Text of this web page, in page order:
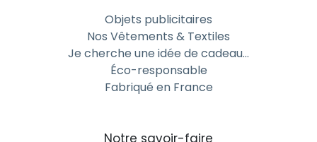
Objets publicitaires
Nos Vêtements & Textiles
Je cherche une idée de cadeau…
Éco-responsable
Fabriqué en France
Notre savoir-faire